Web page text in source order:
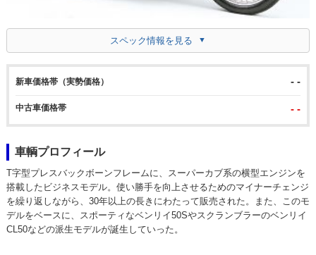
スペック情報を見る
新車価格帯（実勢価格） - -
中古車価格帯 - -
車輌プロフィール
T字型プレスバックボーンフレームに、スーパーカブ系の横型エンジンを
搭載したビジネスモデル。使い勝手を向上させるためのマイナーチェンジ
を繰り返しながら、30年以上の長きにわたって販売された。また、このモ
デルをベースに、スポーティなベンリイ50Sやスクランブラーのベンリイ
CL50などの派生モデルが誕生していった。